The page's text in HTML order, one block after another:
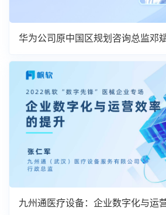
华为公司原中国区规划咨询总监邓
九州通医疗设备：企业数字化与运